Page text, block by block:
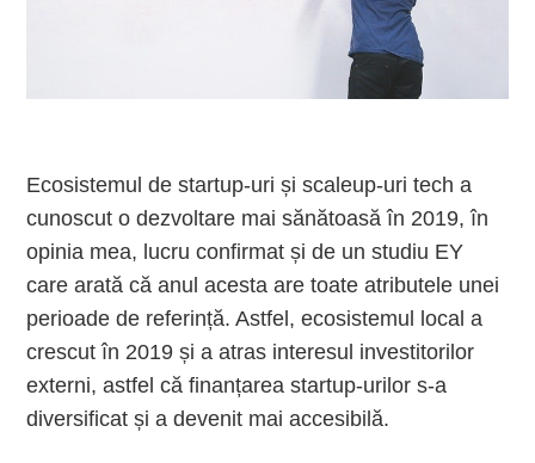
Ecosistemul de startup-uri și scaleup-uri tech a
cunoscut o dezvoltare mai sănătoasă în 2019, în
opinia mea, lucru confirmat și de un studiu EY
care arată că anul acesta are toate atributele unei
perioade de referință. Astfel, ecosistemul local a
crescut în 2019 și a atras interesul investitorilor
externi, astfel că finanțarea startup-urilor s-a
diversificat și a devenit mai accesibilă.